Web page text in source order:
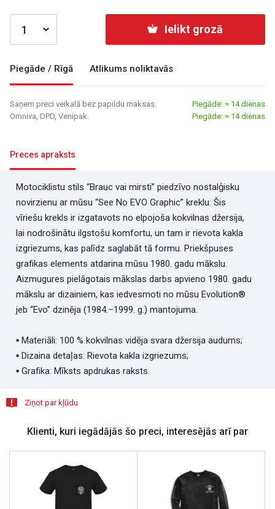
Ielikt grozā
Piegāde / Rīgā Atlikums noliktavās
Saņem preci veikalā bez papildu maksas.
Piegāde: ≈ 14 dienas
Omniva, DPD, Venipak.
Piegāde: ≈ 14 dienas
Preces apraksts
Motociklistu stils “Brauc vai mirsti” piedzīvo nostalģisku
novirzienu ar mūsu “See No EVO Graphic” kreklu. Šis
vīriešu krekls ir izgatavots no elpojoša kokvilnas džersija,
lai nodrošinātu ilgstošu komfortu, un tam ir rievota kakla
izgriezums, kas palīdz saglabāt tā formu. Priekšpuses
grafikas elements atdarina mūsu 1980. gadu mākslu.
Aizmugures pielāgotais mākslas darbs apvieno 1980. gadu
mākslu ar dizainiem, kas iedvesmoti no mūsu Evolution®
jeb “Evo” dzinēja (1984.–1999. g.) mantojuma.
▪ Materiāli: 100 % kokvilnas vidēja svara džersija audums;
▪ Dizaina detaļas: Rievota kakla izgriezums;
▪ Grafika: Mīksts apdrukas raksts.
Ziņot par kļūdu
Klienti, kuri iegādājās šo preci, interesējās arī par